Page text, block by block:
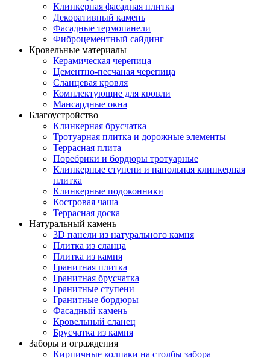
Клинкерная фасадная плитка
Декоративный камень
Фасадные термопанели
Фиброцементный сайдинг
Кровельные материалы
Керамическая черепица
Цементно-песчаная черепица
Сланцевая кровля
Комплектующие для кровли
Мансардные окна
Благоустройство
Клинкерная брусчатка
Тротуарная плитка и дорожные элементы
Террасная плита
Поребрики и бордюры тротуарные
Клинкерные ступени и напольная клинкерная
плитка
Клинкерные подоконники
Костровая чаша
Террасная доска
Натуральный камень
3D панели из натурального камня
Плитка из сланца
Плитка из камня
Гранитная плитка
Гранитная брусчатка
Гранитные ступени
Гранитные бордюры
Фасадный камень
Кровельный сланец
Брусчатка из камня
Заборы и ограждения
Кирпичные колпаки на столбы забора